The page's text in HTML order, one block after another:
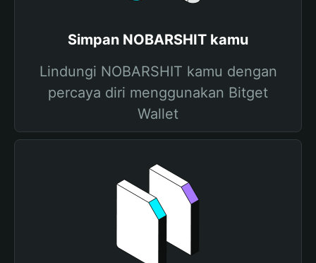
Simpan NOBARSHIT kamu
Lindungi NOBARSHIT kamu dengan
percaya diri menggunakan Bitget
Wallet